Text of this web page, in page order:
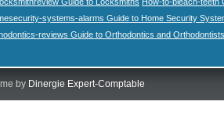
systems-alarms Guide to Home Security
reviews Guide to Orthodontics and Orthodontists
by Dinergie Expert-Comptable